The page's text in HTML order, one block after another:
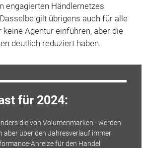
engagierten Händlernetzes
gilt übrigens auch für alle
keine Agentur einführen, aber die
deutlich reduziert haben.
für 2024:
die von Volumenmarken - werden
aber über den Jahresverlauf immer
Anreize für den Handel